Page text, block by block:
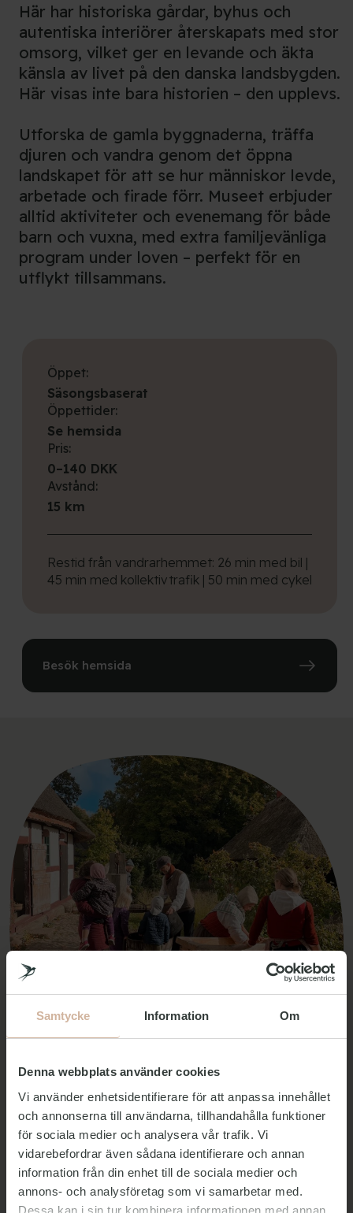
Samtycke Information Om
Denna webbplats använder cookies
Vi använder enhetsidentifierare för att anpassa innehållet
och annonserna till användarna, tillhandahålla funktioner
för sociala medier och analysera vår trafik. Vi
vidarebefordrar även sådana identifierare och annan
information från din enhet till de sociala medier och
annons- och analysföretag som vi samarbetar med.
Dessa kan i sin tur kombinera informationen med annan
Här har historiska gårdar, byhus och
autentiska interiörer återskapats med stor
omsorg, vilket ger en levande och äkta
känsla av livet på den danska landsbygden.
Här visas inte bara historien – den upplevs.
Utforska de gamla byggnaderna, träffa
djuren och vandra genom det öppna
landskapet för att se hur människor levde,
arbetade och firade förr. Museet erbjuder
alltid aktiviteter och evenemang för både
barn och vuxna, med extra familjevänliga
program under loven – perfekt för en
utflykt tillsammans.
Öppet:
Säsongsbaserat
Öppettider:
Se hemsida
Pris:
0–140 DKK
Avstånd:
15 km
Restid från vandrarhemmet: 26 min med bil |
45 min med kollektivtrafik | 50 min med cykel
Besök hemsida
Foto: Frilandsmuseet
Upptäck historiens skatter
På Frilandsmuseet kan du utforska över 50 historiska